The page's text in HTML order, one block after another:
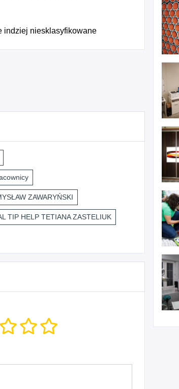
indziej niesklasyfikowane
ZAWARYŃSKI
TIP HELP TETIANA ZASTELIUK